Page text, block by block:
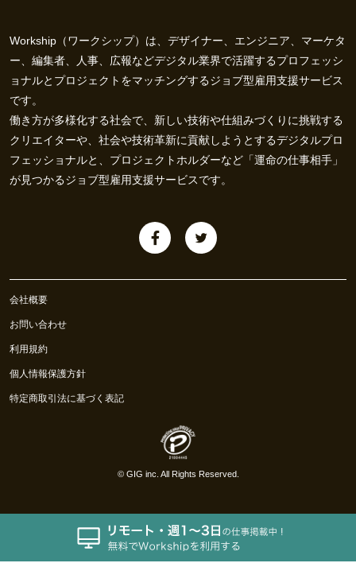
Workship（ワークシップ）は、デザイナー、エンジニア、マーケタ
ー、編集者、人事、広報などデジタル業界で活躍するプロフェッシ
ョナルとプロジェクトをマッチングするジョブ型雇用支援サービス
です。
働き方が多様化する社会で、新しい技術や仕組みづくりに挑戦する
クリエイターや、社会や技術革新に貢献しようとするデジタルプロ
フェッショナルと、プロジェクトホルダーなど「運命の仕事相手」
が見つかるジョブ型雇用支援サービスです。
会社概要
お問い合わせ
利用規約
個人情報保護方針
特定商取引法に基づく表記
© GIG inc. All Rights Reserved.